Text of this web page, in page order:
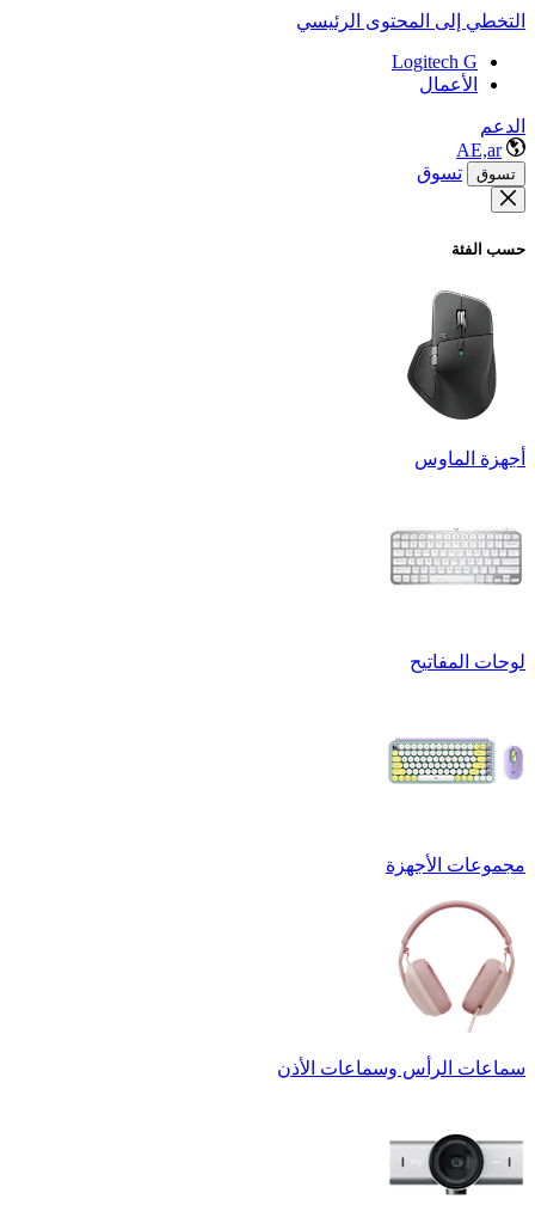
التخطي إلى المحتوى الرئيسي
Logitech G
الأعمال
الدعم
AE,ar
تسوق تسوق
حسب الفئة
أجهزة الماوس
لوحات المفاتيح
مجموعات الأجهزة
سماعات الرأس وسماعات الأذن